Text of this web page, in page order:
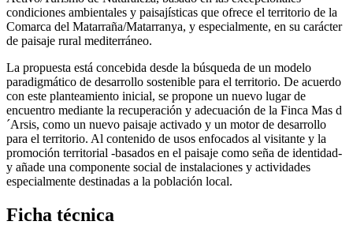
condiciones ambientales y paisajísticas que ofrece el territorio de la
Comarca del Matarraña/Matarranya, y especialmente, en su carácter
de paisaje rural mediterráneo.
La propuesta está concebida desde la búsqueda de un modelo
paradigmático de desarrollo sostenible para el territorio. De acuerdo
con este planteamiento inicial, se propone un nuevo lugar de
encuentro mediante la recuperación y adecuación de la Finca Mas d
´Arsis, como un nuevo paisaje activado y un motor de desarrollo
para el territorio. Al contenido de usos enfocados al visitante y la
promoción territorial -basados en el paisaje como seña de identidad-
y añade una componente social de instalaciones y actividades
especialmente destinadas a la población local.
Ficha técnica